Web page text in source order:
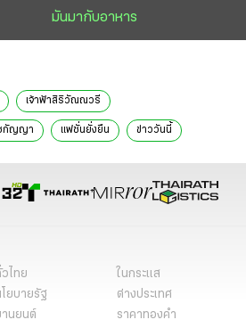
มันมากับอาหาร
เจ้าฟ้าสิริวัณณวรี
กัญญา แฟชั่นยั่งยืน ข่าววันนี้
ไทย
ในกระแส
ยบายรัฐ
ต่างประเทศ
านยนต์
ราคาทองคำ